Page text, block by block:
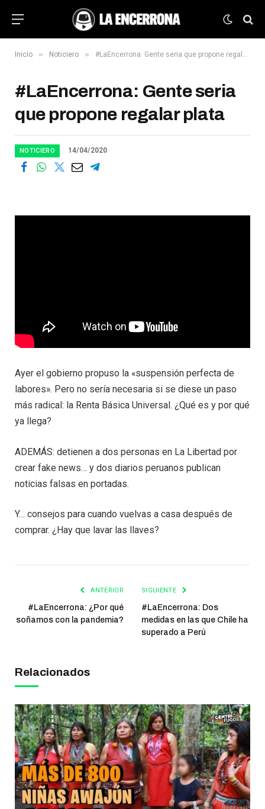
Inicio » Noticiero » #LaEncerrona: Gente seria que propone regalar plata
#LaEncerrona: Gente seria
que propone regalar plata
NOTICIERO 14/04/2020
Ayer el gobierno propuso la «suspensión perfecta de
labores». Pero no sería necesaria si se diese un paso
más radical: la Renta Básica Universal. ¿Qué es y por qué
ya llega?
ADEMÁS: detienen a dos personas en La Libertad por
crear fake news… y dos diarios peruanos publican
noticias falsas en portadas.
Y… consejos para cuando vuelvas a casa después de
comprar. ¿Hay que lavar las llaves?
ANTERIOR
#LaEncerrona: ¿Por qué
soñamos con la pandemia?
SIGUIENTE
#LaEncerrona: Dos
medidas en las que Chile ha
superado a Perú
Relacionados